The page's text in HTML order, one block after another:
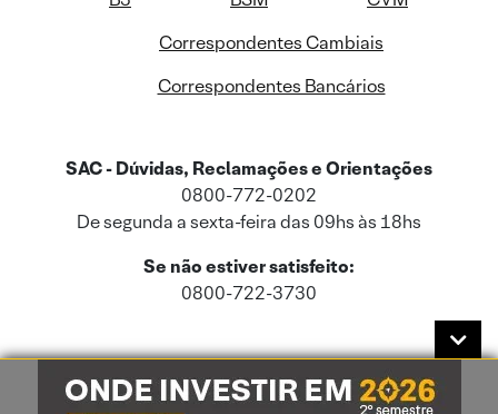
Correspondentes Cambiais
Correspondentes Bancários
SAC - Dúvidas, Reclamações e Orientações
0800-772-0202
De segunda a sexta-feira das 09hs às 18hs
Se não estiver satisfeito:
0800-722-3730
Este site usa cookies e dados pessoais de acordo com a nossaPolítica de
Cookies
e a nossaPolítica de Privacidade.